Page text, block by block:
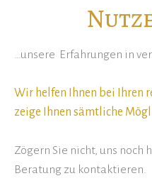
…unsere Erfahrungen in
Wir helfen Ihnen bei Ihren
zeige Ihnen sämtliche
Zögern Sie nicht, uns
Beratung zu kontaktieren.